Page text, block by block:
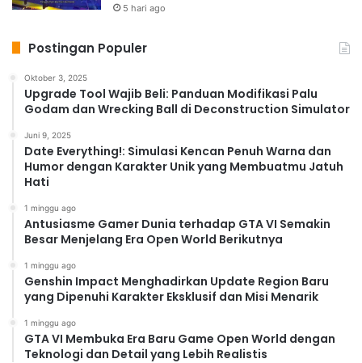
5 hari ago
Postingan Populer
Oktober 3, 2025
Upgrade Tool Wajib Beli: Panduan Modifikasi Palu
Godam dan Wrecking Ball di Deconstruction Simulator
Juni 9, 2025
Date Everything!: Simulasi Kencan Penuh Warna dan
Humor dengan Karakter Unik yang Membuatmu Jatuh
Hati
1 minggu ago
Antusiasme Gamer Dunia terhadap GTA VI Semakin
Besar Menjelang Era Open World Berikutnya
1 minggu ago
Genshin Impact Menghadirkan Update Region Baru
yang Dipenuhi Karakter Eksklusif dan Misi Menarik
1 minggu ago
GTA VI Membuka Era Baru Game Open World dengan
Teknologi dan Detail yang Lebih Realistis